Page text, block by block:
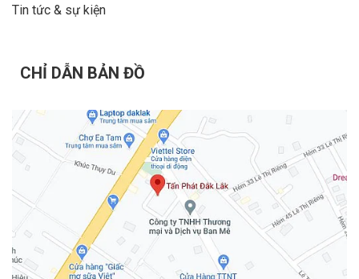
Tin tức & sự kiện
CHỈ DẪN BẢN ĐỒ